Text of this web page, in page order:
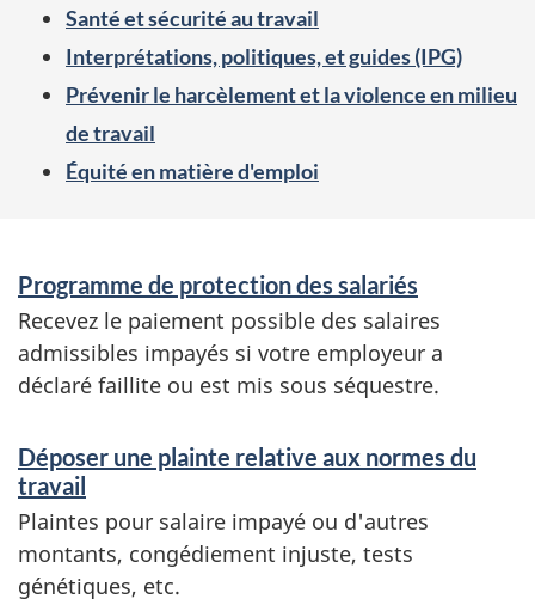
r
Santé et sécurité au travail
Interprétations, politiques, et guides (IPG)
Prévenir le harcèlement et la violence en milieu
de travail
Équité en matière d'emploi
S
e
r
i
c
e
s
Programme de protection des salariés
Recevez le paiement possible des salaires
admissibles impayés si votre employeur a
déclaré faillite ou est mis sous séquestre.
Déposer une plainte relative aux normes du
travail
Plaintes pour salaire impayé ou d'autres
montants, congédiement injuste, tests
génétiques, etc.